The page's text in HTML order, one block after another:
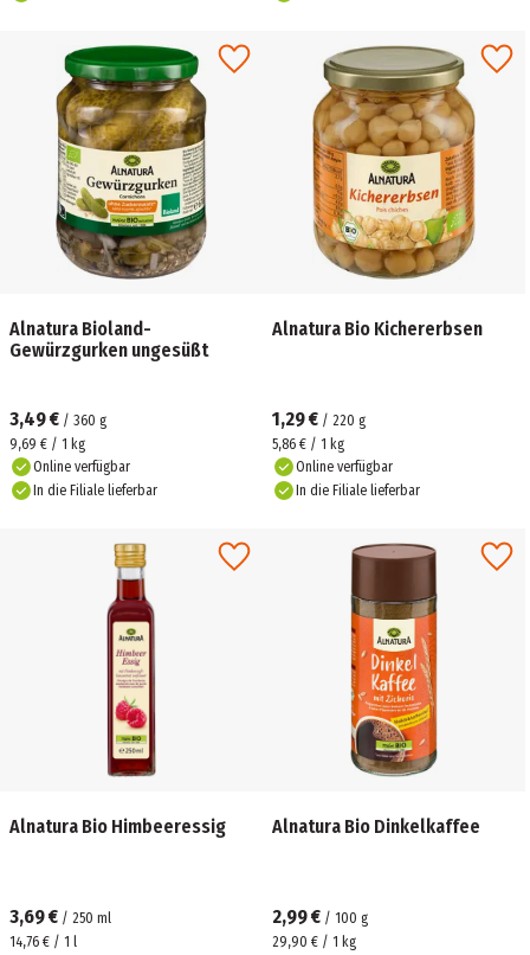
Alnatura Bioland-
Gewürzgurken ungesüßt
3,49 € / 360 g
9,69 € / 1 kg
Online verfügbar
In die Filiale lieferbar
Alnatura Bio Kichererbsen
1,29 € / 220 g
5,86 € / 1 kg
Online verfügbar
In die Filiale lieferbar
Alnatura Bio Himbeeressig
3,69 € / 250 ml
14,76 € / 1 l
Alnatura Bio Dinkelkaffee
2,99 € / 100 g
29,90 € / 1 kg